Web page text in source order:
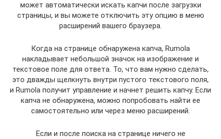
может автоматически искать капчи после загрузки
страницы, и вы можете отключить эту опцию в меню
расширений вашего браузера.
Когда на странице обнаружена капча, Rumola
накладывает небольшой значок на изображение и
текстовое поле для ответа. То, что вам нужно сделать,
это дважды щелкнуть внутри пустого текстового поля,
и Rumola получит управление и начнет решить капчу. Если
капча не обнаружена, можно попробовать найти ее
самостоятельно или через меню расширений.
Если и после поиска на странице ничего не